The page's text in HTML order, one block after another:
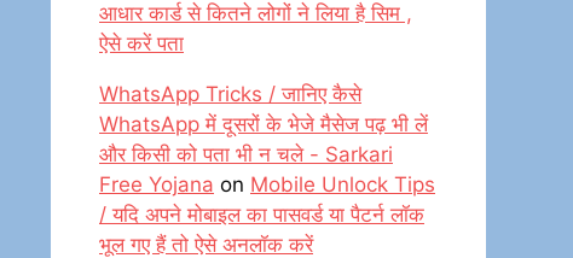
आधार कार्ड से कितने लोगों ने लिया है सिम ,
ऐसे करें पता
WhatsApp Tricks / जानिए कैसे
WhatsApp में दूसरों के भेजे मैसेज पढ़ भी लें
और किसी को पता भी न चले - Sarkari
Free Yojana on Mobile Unlock Tips
/ यदि अपने मोबाइल का पासवर्ड या पैटर्न लॉक
भूल गए हैं तो ऐसे अनलॉक करें